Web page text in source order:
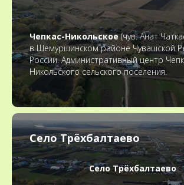
Чепкас-Никольское(чув. Анат
в Шемуршинском районе Чувашской
России. Административный центр
Никольского сельского поселения.
Село Трёхбалтаево
Село Трёхбалтаево